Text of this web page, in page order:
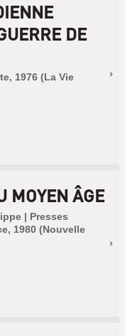
DE
1976 (La Vie
MOYEN ÂGE
| Presses
1980 (Nouvelle